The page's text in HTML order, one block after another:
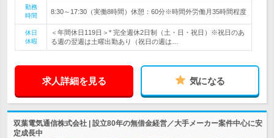
勤務
時間
8:30～17:30（実働8時間）休憩：60分※時間外労働月35時間程度
休日
休暇
＜年間休日119日＞* 完全週休2日制（土・日・祝日）※祝日のあ
る週の翌週は土曜出勤あり（祝日の週は…
求人詳細を見る 気になる
双葉電気通信株式会社 | 設立80年の無借金経営／大手メーカー案件中心に安
定成長中